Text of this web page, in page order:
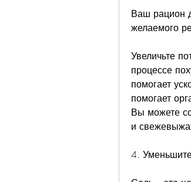
Ваш рацион
желаемого
Увеличьте
процессе
помогает
помогает
Вы можете
и
4.